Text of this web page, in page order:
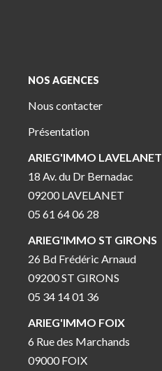
NOS AGENCES
Nous contacter
Présentation
ARIEG'IMMO LAVELANET
18 Av. du Dr Bernadac
09200 LAVELANET
05 61 64 06 28
ARIEG'IMMO ST GIRONS
26 Bd Frédéric Arnaud
09200 ST GIRONS
05 34 14 01 36
ARIEG'IMMO FOIX
6 Rue des Marchands
09000 FOIX